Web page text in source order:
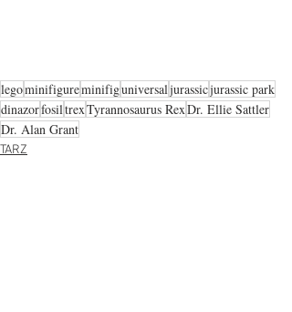
legominifigureminifiguniversaljurassicjurassic park
dinazorfosiltrexTyrannosaurus RexDr. Ellie Sattler
Dr. Alan Grant
TARZ